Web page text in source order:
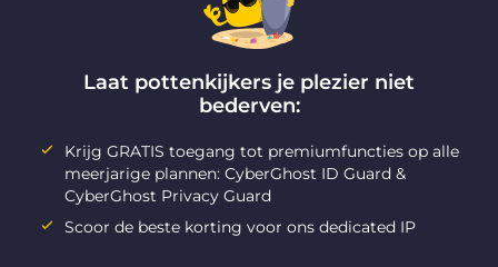
Laat pottenkijkers je plezier niet
bederven:
Krijg GRATIS toegang tot premiumfuncties op alle
meerjarige plannen: CyberGhost ID Guard &
CyberGhost Privacy Guard
Scoor de beste korting voor ons dedicated IP